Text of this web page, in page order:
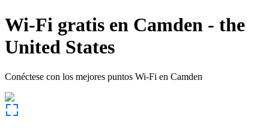
Wi-Fi gratis en Camden - the
United States
Conéctese con los mejores puntos Wi-Fi en Camden